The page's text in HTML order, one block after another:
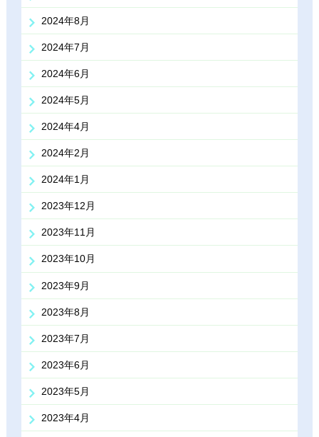
2024年8月
2024年7月
2024年6月
2024年5月
2024年4月
2024年2月
2024年1月
2023年12月
2023年11月
2023年10月
2023年9月
2023年8月
2023年7月
2023年6月
2023年5月
2023年4月